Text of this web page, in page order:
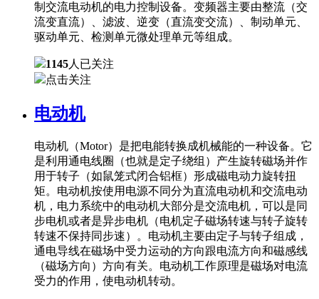
制交流电动机的电力控制设备。变频器主要由整流（交
流变直流）、滤波、逆变（直流变交流）、制动单元、
驱动单元、检测单元微处理单元等组成。
1145人已关注
点击关注
电动机
电动机（Motor）是把电能转换成机械能的一种设备。它
是利用通电线圈（也就是定子绕组）产生旋转磁场并作
用于转子（如鼠笼式闭合铝框）形成磁电动力旋转扭
矩。电动机按使用电源不同分为直流电动机和交流电动
机，电力系统中的电动机大部分是交流电机，可以是同
步电机或者是异步电机（电机定子磁场转速与转子旋转
转速不保持同步速）。电动机主要由定子与转子组成，
通电导线在磁场中受力运动的方向跟电流方向和磁感线
（磁场方向）方向有关。电动机工作原理是磁场对电流
受力的作用，使电动机转动。